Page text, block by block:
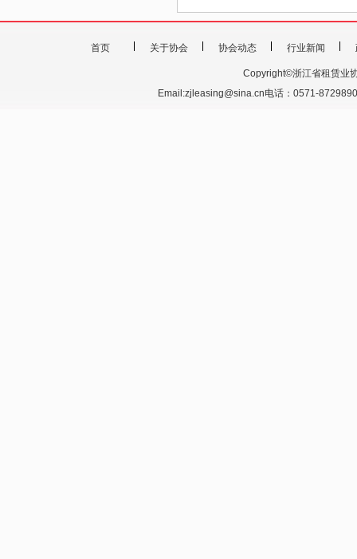
首页 关于协会 协会动态 行业新闻
Copyright©浙江省租赁业
Email:zjleasing@sina.cn电话：0571-